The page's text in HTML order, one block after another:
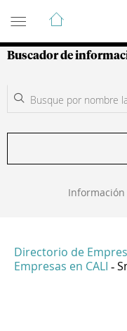
Guía de
Buscador de
Directorio de
Empresas en CALI -